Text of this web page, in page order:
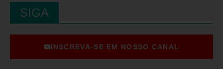
SIGA
INSCREVA-SE EM NOSSO CANAL